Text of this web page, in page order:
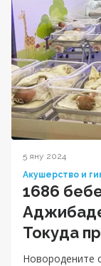
5 яну 2024
Акушерство и
1686
Токуда
Новородените